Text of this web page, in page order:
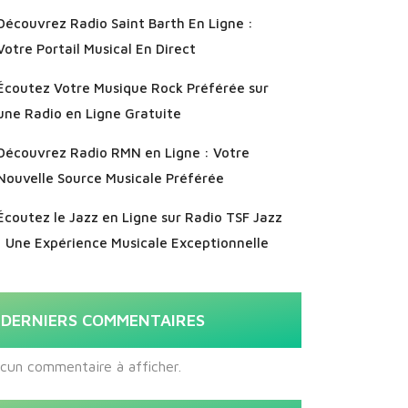
Radio Saint Barth En Ligne :
Portail Musical En Direct
Votre Musique Rock Préférée sur
Radio en Ligne Gratuite
Radio RMN en Ligne : Votre
Source Musicale Préférée
le Jazz en Ligne sur Radio TSF Jazz
Une Expérience Musicale Exceptionnelle
DERNIERS COMMENTAIRES
commentaire à afficher.